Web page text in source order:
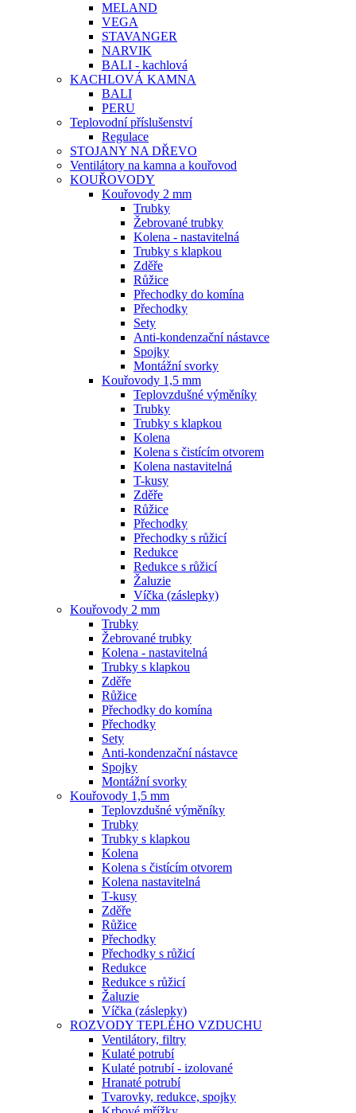
MELAND
VEGA
STAVANGER
NARVIK
BALI - kachlová
KACHLOVÁ KAMNA
BALI
PERU
Teplovodní příslušenství
Regulace
STOJANY NA DŘEVO
Ventilátory na kamna a kouřovod
KOUŘOVODY
Kouřovody 2 mm
Trubky
Žebrované trubky
Kolena - nastavitelná
Trubky s klapkou
Zděře
Růžice
Přechodky do komína
Přechodky
Sety
Anti-kondenzační nástavce
Spojky
Montážní svorky
Kouřovody 1,5 mm
Teplovzdušné výměníky
Trubky
Trubky s klapkou
Kolena
Kolena s čistícím otvorem
Kolena nastavitelná
T-kusy
Zděře
Růžice
Přechodky
Přechodky s růžicí
Redukce
Redukce s růžicí
Žaluzie
Víčka (záslepky)
Kouřovody 2 mm
Trubky
Žebrované trubky
Kolena - nastavitelná
Trubky s klapkou
Zděře
Růžice
Přechodky do komína
Přechodky
Sety
Anti-kondenzační nástavce
Spojky
Montážní svorky
Kouřovody 1,5 mm
Teplovzdušné výměníky
Trubky
Trubky s klapkou
Kolena
Kolena s čistícím otvorem
Kolena nastavitelná
T-kusy
Zděře
Růžice
Přechodky
Přechodky s růžicí
Redukce
Redukce s růžicí
Žaluzie
Víčka (záslepky)
ROZVODY TEPLÉHO VZDUCHU
Ventilátory, filtry
Kulaté potrubí
Kulaté potrubí - izolované
Hranaté potrubí
Tvarovky, redukce, spojky